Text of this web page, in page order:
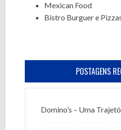
Mexican Food
Bistro Burguer e
POSTAGENS
Domino’s – Uma